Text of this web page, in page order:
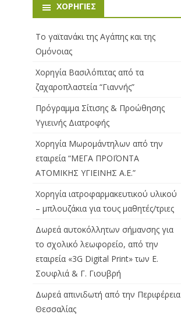
ΧΟΡΗΓΊΕΣ
Το γαϊτανάκι της Αγάπης και της
Ομόνοιας
Χορηγία Βασιλόπιτας από τα
ζαχαροπλαστεία “Γιαννής”
Πρόγραμμα Σίτισης & Προώθησης
Υγιεινής Διατροφής
Χορηγία Μωρομάντηλων από την
εταιρεία “ΜΕΓΑ ΠΡΟΪΌΝΤΑ
ΑΤΟΜΙΚΗΣ ΥΓΙΕΙΝΗΣ Α.Ε.”
Χορηγία ιατροφαρμακευτικού υλικού
– μπλουζάκια για τους μαθητές/τριες
Δωρεά αυτοκόλλητων σήμανσης για
το σχολικό λεωφορείο, από την
εταιρεία «3G Digital Print» των Ε.
Σουφλιά & Γ. Γιουβρή
Δωρεά απινιδωτή από την Περιφέρεια
Θεσσαλίας